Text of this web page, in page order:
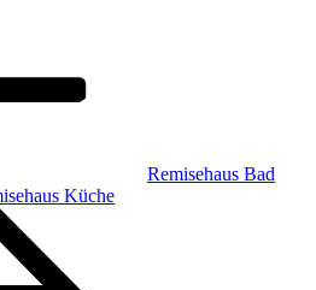
Remisehaus Bad
Küche